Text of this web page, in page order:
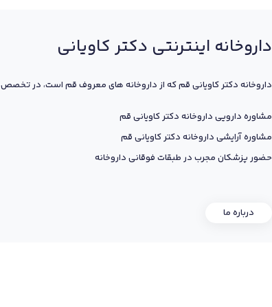
داروخانه اینترنتی دکتر کاویانی
داروخانه دکتر کاویانی قم که از داروخانه های معروف قم است، در
مشاوره دارویی داروخانه دکتر کاویانی قم
مشاوره آرایشی داروخانه دکتر کاویانی قم
حضور پزشکان مجرب در طبقات فوقانی داروخانه
درباره ما